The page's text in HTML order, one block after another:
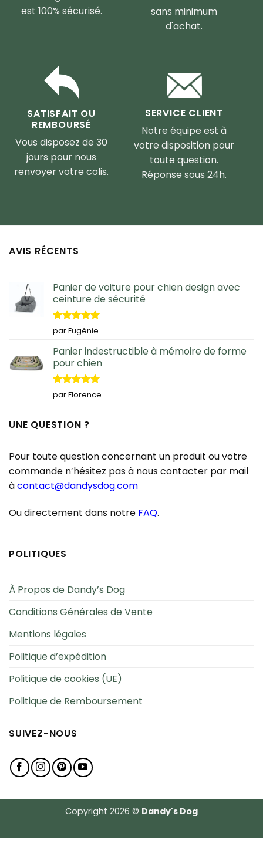
est 100% sécurisé.
sans minimum
d'achat.
SATISFAIT OU
REMBOURSÉ
Vous disposez de 30
jours pour nous
renvoyer votre colis.
SERVICE CLIENT
Notre équipe est à
votre disposition pour
toute question.
Réponse sous 24h.
AVIS RÉCENTS
Panier de voiture pour chien design avec
ceinture de sécurité
Note5sur
5
par Eugénie
Panier indestructible à mémoire de forme
pour chien
Note5sur
5
par Florence
UNE QUESTION ?
Pour toute question concernant un produit ou votre
commande n’hésitez pas à nous contacter par mail
àcontact@dandysdog.com
Ou directement dans notre FAQ.
POLITIQUES
À Propos de Dandy’s Dog
Conditions Générales de Vente
Mentions légales
Politique d’expédition
Politique de cookies (UE)
Politique de Remboursement
SUIVEZ-NOUS
Copyright 2026 © Dandy's Dog